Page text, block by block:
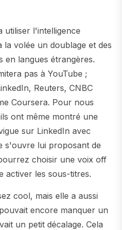
utiliser l'intelligence
volée un doublage et des
en langues étrangères.
pas à YouTube ;
Reuters, CNBC
Coursera. Pour nous
ont même montré une
sur LinkedIn avec
s'ouvre lui proposant de
choisir une voix off
activer les sous-titres.
cool, mais elle a aussi
encore manquer un
un petit décalage. Cela